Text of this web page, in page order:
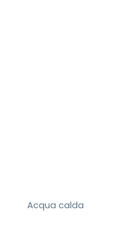
Acqua calda